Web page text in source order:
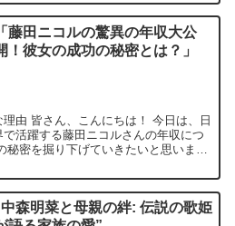
「藤田ニコルの驚異の年収大公
！彼女の成功の秘密とは？」
由 皆さん、こんにちは！ 今日は、日
活躍する藤田ニコルさんの年収につ
秘密を掘り下げていきたいと思いま
中森明菜と母親の絆: 伝説の歌姫